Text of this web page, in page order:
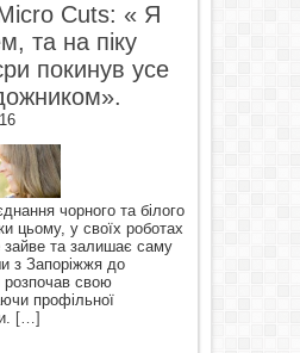
Cuts: « Я
та на піку
покинув усе
чорного та білого
цьому, у своїх роботах
зайве та залишає саму
з Запоріжжя до
свою
профільної
[…]